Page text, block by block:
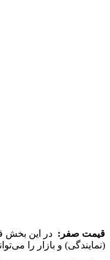
قیمت صفر : در این بخش
(نمایندگی) و بازار را